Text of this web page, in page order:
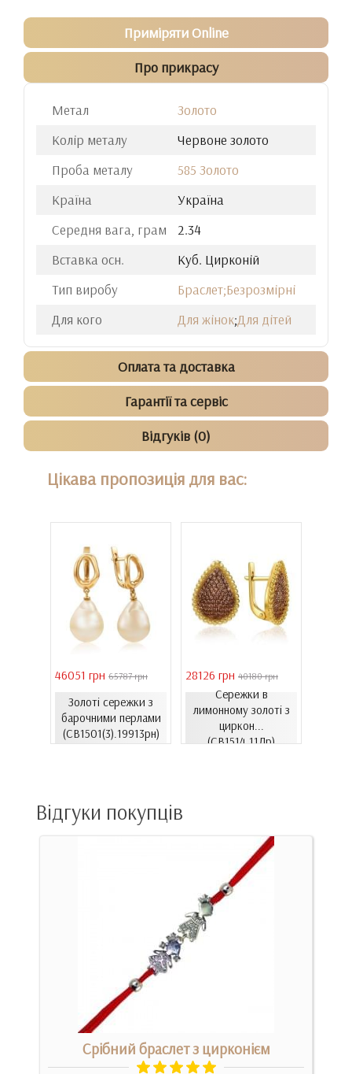
Приміряти Online
Про прикрасу
Метал
Золото
Колір металу
Червоне золото
Проба металу
585 Золото
Країна
Україна
Середня вага, грам
2.34
Вставка осн.
Куб. Цирконій
Тип виробу
Браслет;Безрозмірні
Для кого
Для жінок;Для дітей
Оплата та доставка
Гарантії та сервіс
Відгуків (0)
Цікава пропозиція для вас:
46051 грн 65787 грн
Золоті сережки з
барочними перлами
(СВ1501(3).19913рн)
28126 грн 40180 грн
Сережки в
лимонному золоті з
циркон...
(СВ1514.11Лр)
Відгуки покупців
Срібний браслет з цирконієм